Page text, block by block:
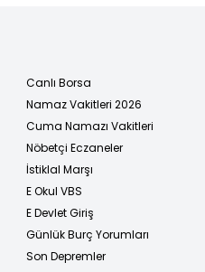
Canlı Borsa
Namaz Vakitleri 2026
Cuma Namazı Vakitleri
Nöbetçi Eczaneler
İstiklal Marşı
E Okul VBS
E Devlet Giriş
Günlük Burç Yorumları
Son Depremler